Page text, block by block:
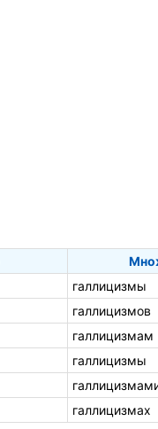
галлицизмы
галлицизмов
галлицизмам
галлицизмы
галлицизмах